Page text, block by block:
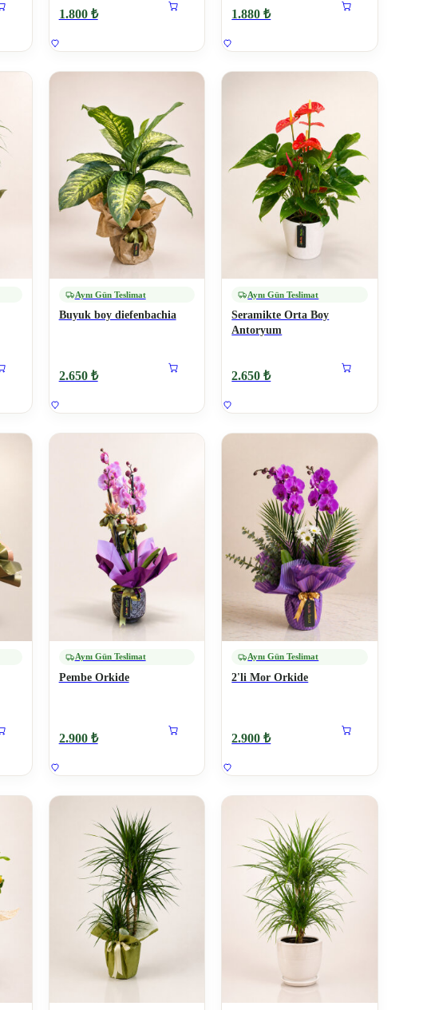
1.800 ₺ 1.880 ₺
Aynı Gün Teslimat
Buyuk boy diefenbachia
2.650 ₺
Aynı Gün Teslimat
Seramikte Orta Boy
Antoryum
2.650 ₺
Aynı Gün Teslimat
Pembe Orkide
2.900 ₺
Aynı Gün Teslimat
2'li Mor Orkide
2.900 ₺